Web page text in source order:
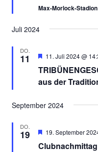
Max-Morlock-Stadion
Juli 2024
DO.
11 Empfohlen
11. Juli 2024 @
aus der
September 2024
DO.
19 Empfohlen
19. September